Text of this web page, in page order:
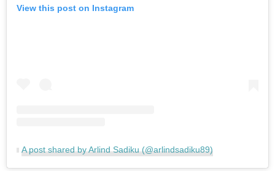
View this post on Instagram
A post shared by Arlind Sadiku (@arlindsadiku89)